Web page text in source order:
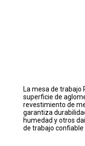
La mesa de trabajo
superficie de
revestimiento de
garantiza
humedad y otros
de trabajo confiable